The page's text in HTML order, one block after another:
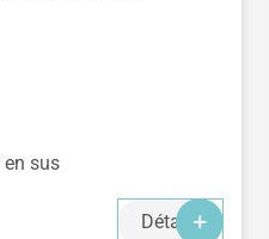
sus
Détails